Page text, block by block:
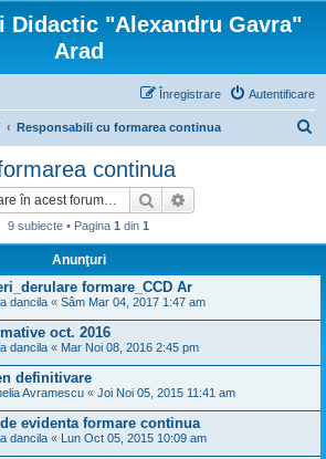
Didactic "Alexandru Gavra"
Arad
Autentificare
Înregistrare
Responsabili cu formarea continua
continua
Căutare
9 subiecte • Pagina 1 din 1
Anunţuri
formare_CCD Ar
dancila « Sâm Mar 04, 2017 1:47 am
oct. 2016
dancila « Mar Noi 08, 2016 2:45 pm
definitivare
Avramescu « Joi Noi 05, 2015 11:41 am
evidenta formare continua
dancila « Lun Oct 05, 2015 10:09 am